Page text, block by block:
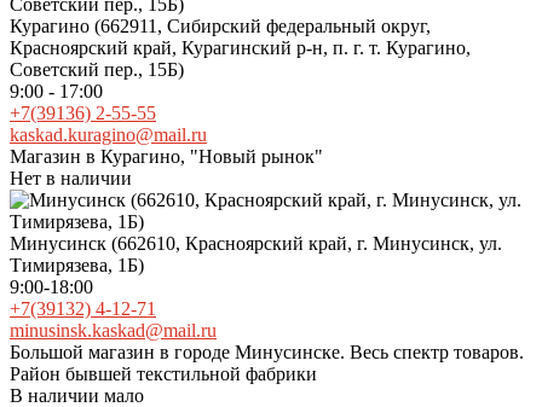
Курагино (662911, Сибирский федеральный округ,
Красноярский край, Курагинский р-н, п. г. т. Курагино,
Советский пер., 15Б)
9:00 - 17:00
+7(39136) 2-55-55
kaskad.kuragino@mail.ru
Магазин в Курагино, "Новый рынок"
Нет в наличии
Минусинск (662610, Красноярский край, г. Минусинск, ул.
Тимирязева, 1Б)
9:00-18:00
+7(39132) 4-12-71
minusinsk.kaskad@mail.ru
Большой магазин в городе Минусинске. Весь спектр товаров.
Район бывшей текстильной фабрики
В наличии мало